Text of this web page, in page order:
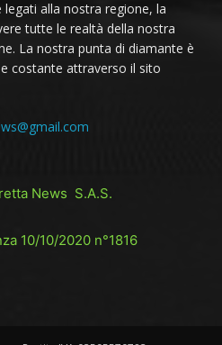
alla nostra regione, la
tutte le realtà della nostra
La nostra punta di diamante è
costante attraverso il sito
News S.A.S.
10/10/2020 n°1816